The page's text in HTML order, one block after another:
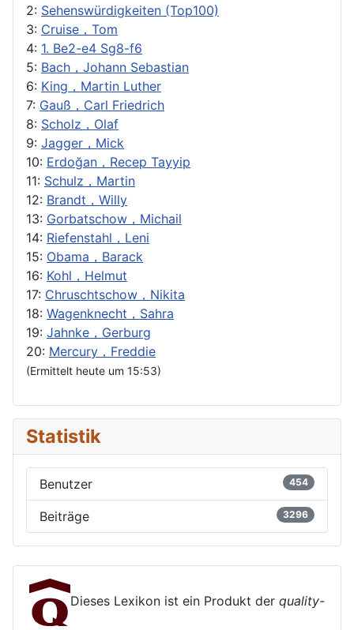
2: Sehenswürdigkeiten (Top100)
3: Cruise，Tom
4: 1. Be2-e4 Sg8-f6
5: Bach，Johann Sebastian
6: King，Martin Luther
7: Gauß，Carl Friedrich
8: Scholz，Olaf
9: Jagger，Mick
10: Erdoğan，Recep Tayyip
11: Schulz，Martin
12: Brandt，Willy
13: Gorbatschow，Michail
14: Riefenstahl，Leni
15: Obama，Barack
16: Kohl，Helmut
17: Chruschtschow，Nikita
18: Wagenknecht，Sahra
19: Jahnke，Gerburg
20: Mercury，Freddie
(Ermittelt heute um 15:53)
Statistik
Benutzer 454
Beiträge 3296
Dieses Lexikon ist ein Produkt der quality-